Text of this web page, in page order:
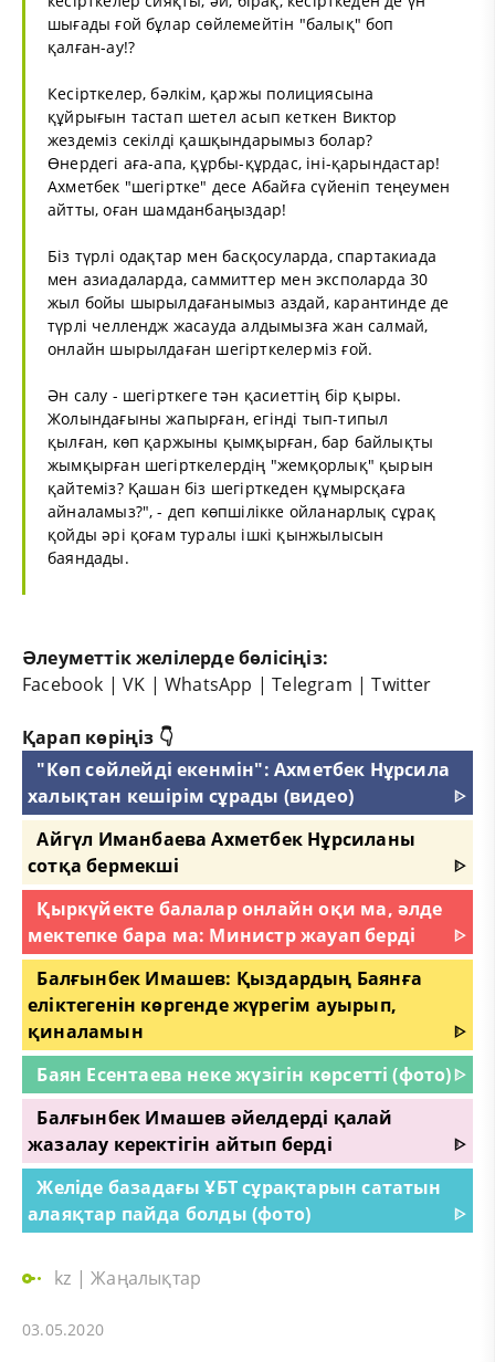
шығады ғой бұлар сөйлемейтін "балық" боп
қалған-ау!?
Кесірткелер, бәлкім, қаржы полициясына
құйрығын тастап шетел асып кеткен Виктор
жездеміз секілді қашқындарымыз болар?
Өнердегі аға-апа, құрбы-құрдас, іні-қарындастар!
Ахметбек "шегіртке" десе Абайға сүйеніп теңеумен
айтты, оған шамданбаңыздар!
Біз түрлі одақтар мен басқосуларда, спартакиада
мен азиадаларда, саммиттер мен эксполарда 30
жыл бойы шырылдағанымыз аздай, карантинде де
түрлі челлендж жасауда алдымызға жан салмай,
онлайн шырылдаған шегірткелерміз ғой.
Ән салу - шегірткеге тән қасиеттің бір қыры.
Жолындағыны жапырған, егінді тып-типыл
қылған, көп қаржыны қымқырған, бар байлықты
жымқырған шегірткелердің "жемқорлық" қырын
қайтеміз? Қашан біз шегірткеден құмырсқаға
айналамыз?", - деп көпшілікке ойланарлық сұрақ
қойды әрі қоғам туралы ішкі қынжылысын
баяндады.
Әлеуметтік желілерде бөлісіңіз:
Facebook |VK |WhatsApp |Telegram |Twitter
Қарап көріңіз 👇
"Көп сөйлейді екенмін": Ахметбек Нұрсила
халықтан кешірім сұрады (видео)
ᐈ
Айгүл Иманбаева Ахметбек Нұрсиланы
сотқа бермекші
ᐈ
Қыркүйекте балалар онлайн оқи ма, әлде
мектепке бара ма: Министр жауап берді
ᐈ
Балғынбек Имашев: Қыздардың Баянға
еліктегенін көргенде жүрегім ауырып,
қиналамын
ᐈ
Баян Есентаева неке жүзігін көрсетті (фото)ᐈ
Балғынбек Имашев әйелдерді қалай
жазалау керектігін айтып берді
ᐈ
Желіде базадағы ҰБТ сұрақтарын сататын
алаяқтар пайда болды (фото)
ᐈ
kz |Жаңалықтар
03.05.2020